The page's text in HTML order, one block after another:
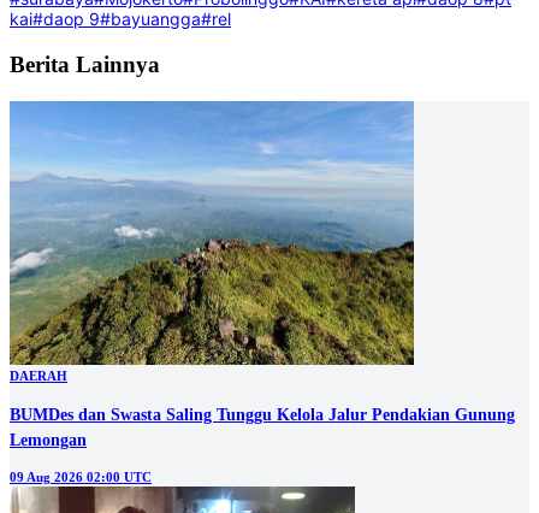
kai#daop 9#bayuangga#rel
Berita Lainnya
DAERAH
BUMDes dan Swasta Saling Tunggu Kelola Jalur Pendakian Gunung
Lemongan
09 Aug 2026 02:00 UTC